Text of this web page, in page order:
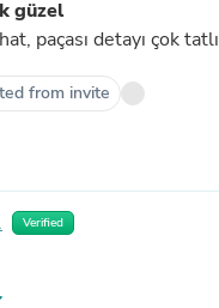
güzel
paçası detayı çok tatlı
from invite
Verified